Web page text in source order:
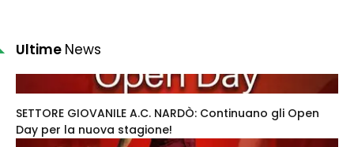
Ultime News
SETTORE GIOVANILE A.C. NARDÒ: Continuano gli Open
Day per la nuova stagione!